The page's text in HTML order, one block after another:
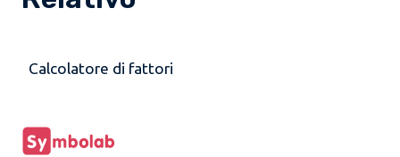
Calcolatore di fattori